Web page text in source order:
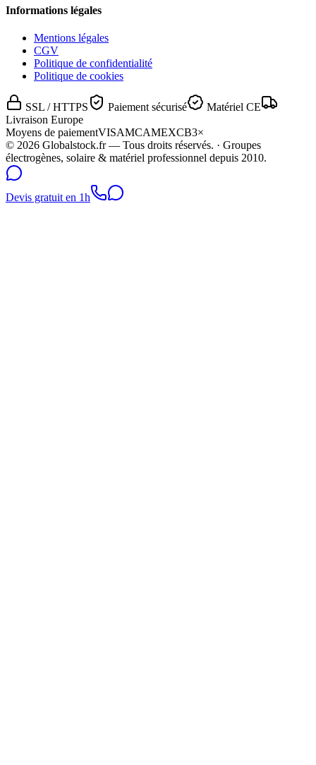
Informations légales
Mentions légales
CGV
Politique de confidentialité
Politique de cookies
SSL / HTTPS Paiement sécurisé
Matériel CE
Livraison Europe
Moyens de paiementVISAMCAMEXCB3×
© 2026 Globalstock.fr — Tous droits réservés. · Groupes
électrogènes, solaire & matériel professionnel depuis 2010.
Devis gratuit en 1h